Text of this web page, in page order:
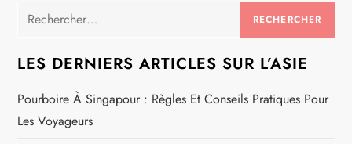
Rechercher :
LES DERNIERS ARTICLES SUR L’ASIE
Pourboire À Singapour : Règles Et Conseils Pratiques Pour
Les Voyageurs